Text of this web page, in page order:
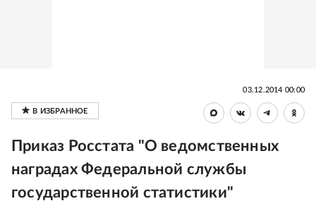
03.12.2014 00:00
Приказ Росстата "О ведомственных
наградах Федеральной службы
государственной статистики"